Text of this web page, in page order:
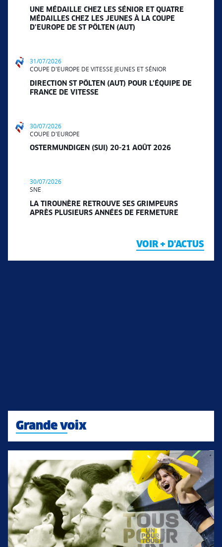
UNE MÉDAILLE CHEZ LES SÉNIOR ET QUATRE
MÉDAILLES CHEZ LES JEUNES À LA COUPE
D’EUROPE DE ST PÖLTEN (AUT)
31/07/2026
COUPE D'EUROPE DE VITESSE JEUNES ET SÉNIOR
DIRECTION ST PÖLTEN (AUT) POUR L’ÉQUIPE DE
FRANCE DE VITESSE
30/07/2026
COUPE D'EUROPE
OSTERMUNDIGEN (SUI) 20-21 AOÛT 2026
30/07/2026
SNE
LA TIROUNÈRE RETROUVE SES GRIMPEURS
APRÈS PLUSIEURS ANNÉES DE FERMETURE
VOIR + D'ACTUS
Grande voix